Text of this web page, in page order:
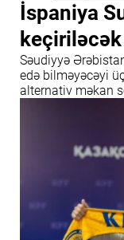
İspaniya
keçiriləcək
Səudiyyə
edə bilməyəcəyi
alternativ məkan